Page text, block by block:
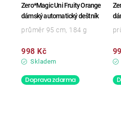
Zero*Magic Uni Fruity Orange
dámský automatický deštník
Skladem
998 Kč
průměr 95 cm, 184 g
Doprava zdarma